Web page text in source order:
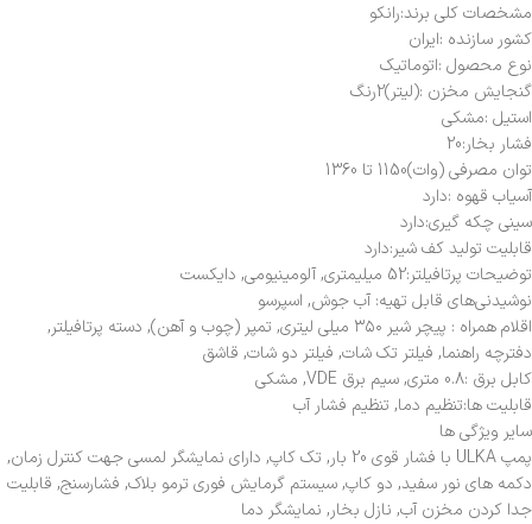
مشخصات کلی برند:رانکو
کشور سازنده :ایران
نوع محصول :اتوماتیک
گنجایش مخزن :(لیتر)2رنگ
استیل :مشکی
فشار بخار:20
توان مصرفی (وات)1150 تا 1360
آسیاب قهوه :دارد
سینی چکه گیري:دارد
قابلیت تولید کف شیر:دارد
توضیحات پرتافیلتر:52 میلیمتری, آلومینیومی, دایکست
نوشیدنی‌های قابل تهیه: آب جوش, اسپرسو
اقلام همراه : پیچر شیر ۳۵۰ میلی لیتری, تمپر (چوب و آهن), دسته پرتافیلتر,
دفترچه راهنما, فیلتر تک شات, فیلتر دو شات, قاشق
کابل برق :0.8 متری, سیم برق VDE, مشکی
قابلیت ها:تنظیم دما, تنظیم فشار آب
سایر ویژگی ها
پمپ ULKA با فشار قوی 20 بار, تک کاپ, دارای نمایشگر لمسی جهت کنترل زمان,
دکمه های نور سفید, دو کاپ, سیستم گرمایش فوری ترمو بلاک, فشارسنج, قابلیت
جدا کردن مخزن آب, نازل بخار, نمایشگر دما